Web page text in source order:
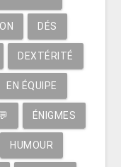
DÉS
DEXTÉRITÉ
EN ÉQUIPE
ÉNIGMES
HUMOUR